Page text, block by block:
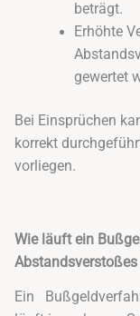
beträgt.
Erhöhte
gewertet
Bei Einsprüchen
korrekt
vorliegen.
Wie läuft ein
Abstandsverstoßes
Ein